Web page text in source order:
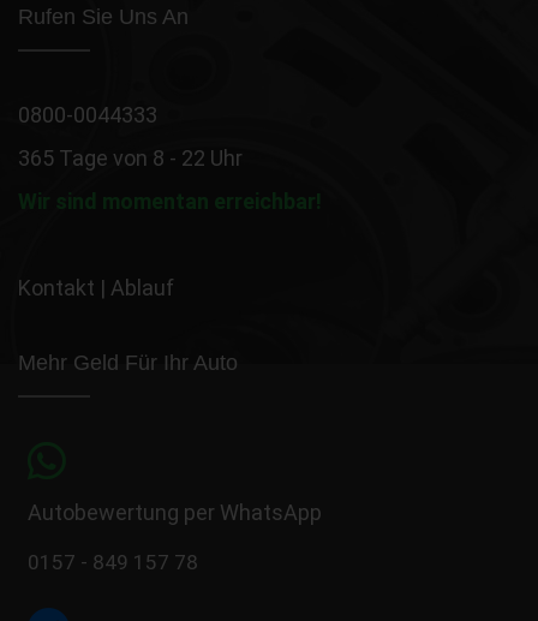
Rufen Sie Uns An
0800-0044333
365 Tage von 8 - 22 Uhr
Wir sind momentan erreichbar!
Kontakt | Ablauf
Mehr Geld Für Ihr Auto
Autobewertung per WhatsApp
0157 - 849 157 78